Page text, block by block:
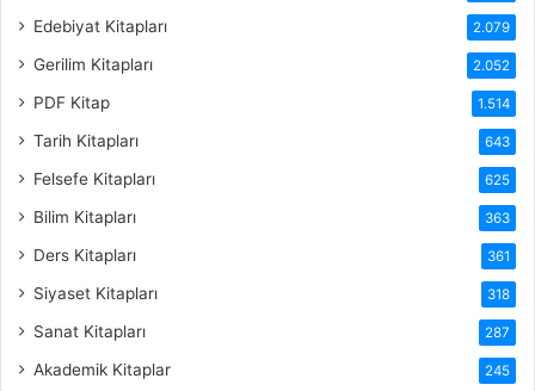
Edebiyat Kitapları 2.079
Gerilim Kitapları 2.052
PDF Kitap 1.514
Tarih Kitapları 643
Felsefe Kitapları 625
Bilim Kitapları 363
Ders Kitapları 361
Siyaset Kitapları 318
Sanat Kitapları 287
Akademik Kitaplar 245